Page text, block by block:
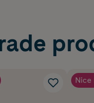
Nice